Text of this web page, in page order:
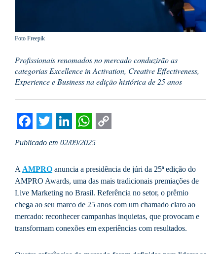
Foto Freepik
Profissionais renomados no mercado conduzirão as
categorias Excellence in Activation, Creative Effectiveness,
Experience e Business na edição histórica de 25 anos
Facebook
Twitter
LinkedIn
WhatsApp
Publicado em 02/09/2025
A AMPRO anuncia a presidência de júri da 25ª edição do
AMPRO Awards, uma das mais tradicionais premiações de
Live Marketing no Brasil. Referência no setor, o prêmio
chega ao seu marco de 25 anos com um chamado claro ao
mercado: reconhecer campanhas inquietas, que provocam e
transformam conexões em experiências com resultados.